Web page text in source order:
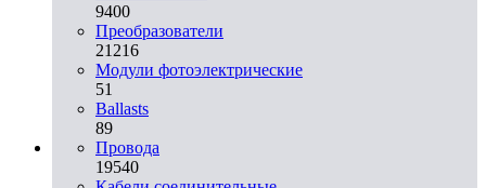
9400
Преобразователи
21216
Модули фотоэлектрические
51
Ballasts
89
Провода
19540